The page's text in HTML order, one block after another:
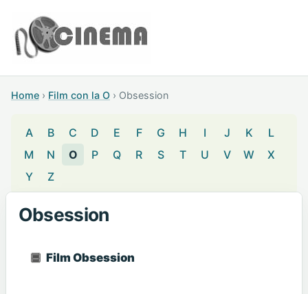
Home › Film con la O › Obsession
A B C D E F G H I J K
L
M
N O P Q R S T U V W
X
Y
Z
Obsession
Film Obsession